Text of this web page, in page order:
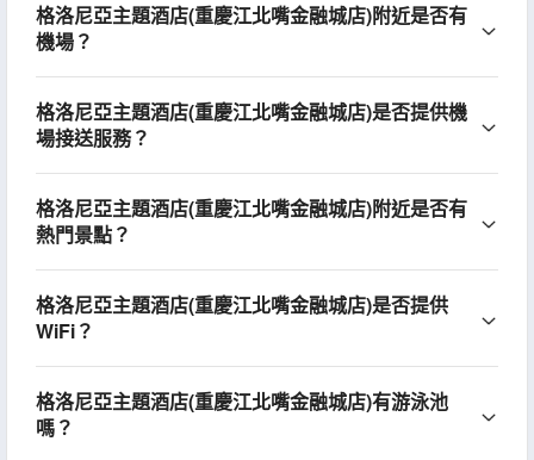
格洛尼亞主題酒店(重慶江北嘴金融城店)附近是否有
機場？
格洛尼亞主題酒店(重慶江北嘴金融城店)是否提供機
場接送服務？
格洛尼亞主題酒店(重慶江北嘴金融城店)附近是否有
熱門景點？
格洛尼亞主題酒店(重慶江北嘴金融城店)是否提供
WiFi？
格洛尼亞主題酒店(重慶江北嘴金融城店)有游泳池
嗎？